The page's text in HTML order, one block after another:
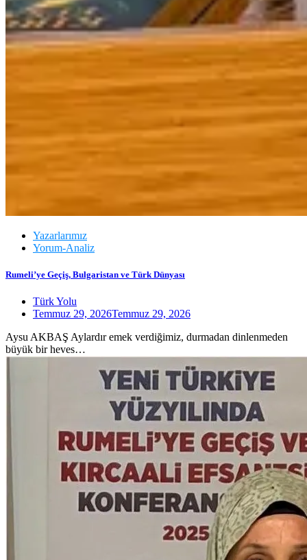
Yazarlarımız
Yorum-Analiz
Rumeli’ye Geçiş, Bulgaristan ve Türk Dünyası
Türk Yolu
Temmuz 29, 2026Temmuz 29, 2026
Aysu AKBAŞ Aylardır emek verdiğimiz, durmadan dinlenmeden
büyük bir heves…